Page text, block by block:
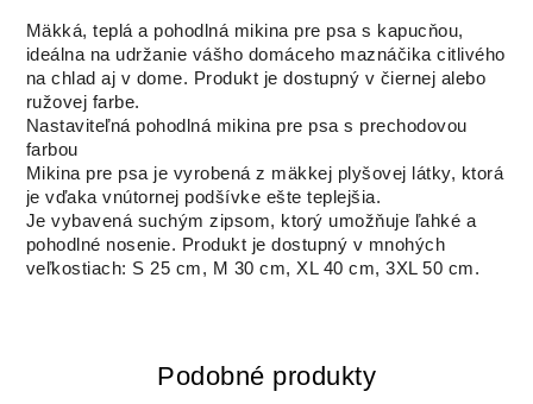
Mäkká, teplá a pohodlná mikina pre psa s kapucňou,
ideálna na udržanie vášho domáceho maznáčika citlivého
na chlad aj v dome. Produkt je dostupný v čiernej alebo
ružovej farbe.
Nastaviteľná pohodlná mikina pre psa s prechodovou
farbou
Mikina pre psa je vyrobená z mäkkej plyšovej látky, ktorá
je vďaka vnútornej podšívke ešte teplejšia.
Je vybavená suchým zipsom, ktorý umožňuje ľahké a
pohodlné nosenie. Produkt je dostupný v mnohých
veľkostiach: S 25 cm, M 30 cm, XL 40 cm, 3XL 50 cm.
Podobné produkty